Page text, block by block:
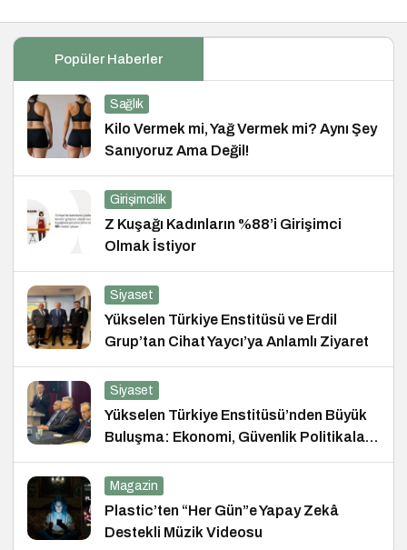
Popüler Haberler
Sağlık
Kilo Vermek mi, Yağ Vermek mi? Aynı Şey
Sanıyoruz Ama Değil!
Girişimcilik
Z Kuşağı Kadınların %88’i Girişimci
Olmak İstiyor
Siyaset
Yükselen Türkiye Enstitüsü ve Erdil
Grup’tan Cihat Yaycı’ya Anlamlı Ziyaret
Siyaset
Yükselen Türkiye Enstitüsü’nden Büyük
Buluşma: Ekonomi, Güvenlik Politikaları
ve Hukuk Konferansı
Magazin
Plastic’ten “Her Gün”e Yapay Zekâ
Destekli Müzik Videosu